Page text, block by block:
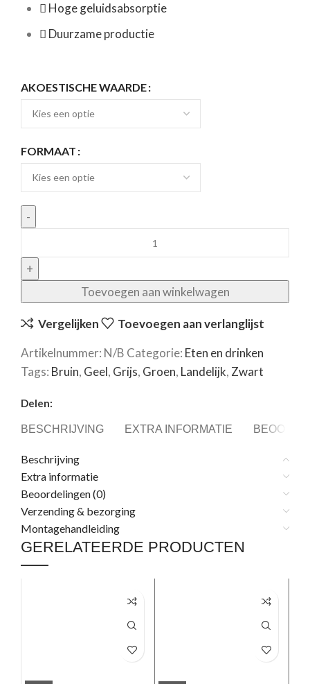
Hoge geluidsabsorptie
Duurzame productie
AKOESTISCHE WAARDE
FORMAAT
Toevoegen aan winkelwagen
Vergelijken Toevoegen aan verlanglijst
Artikelnummer: N/B Categorie: Eten en drinken
Tags: Bruin, Geel, Grijs, Groen, Landelijk, Zwart
Delen:
BESCHRIJVING EXTRA INFORMATIE
Beschrijving
Extra informatie
Beoordelingen (0)
Verzending & bezorging
Montagehandleiding
GERELATEERDE PRODUCTEN